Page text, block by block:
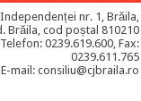
nr. 1, Brăila,
Brăila, cod poștal 810210
Telefon: 0239.619.600, Fax:
0239.611.765
E-mail: consiliu@cjbraila.ro